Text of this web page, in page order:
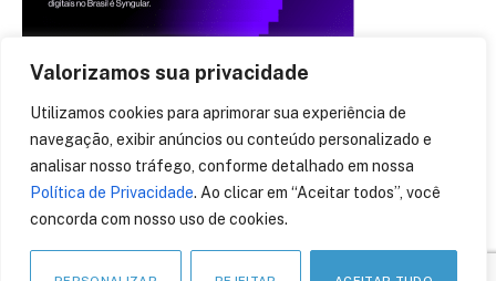
Valorizamos sua privacidade
Utilizamos cookies para aprimorar sua experiência de
navegação, exibir anúncios ou conteúdo personalizado e
analisar nosso tráfego, conforme detalhado em nossa
Política de Privacidade. Ao clicar em “Aceitar todos”, você
concorda com nosso uso de cookies.